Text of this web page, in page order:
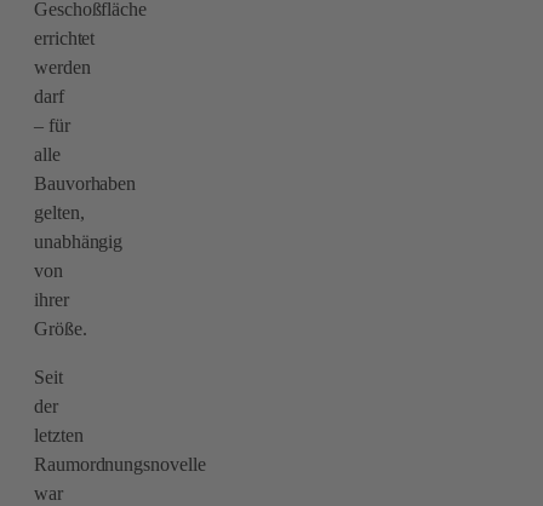
Geschoßfläche
errichtet
werden
darf
– für
alle
Bauvorhaben
gelten,
unabhängig
von
ihrer
Größe.
Seit
der
letzten
Raumordnungsnovelle
war